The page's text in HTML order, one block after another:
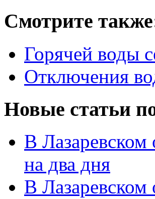
Смотрите
Горячей воды
Отключения
Новые статьи
В Лазаревском
на два дня
В